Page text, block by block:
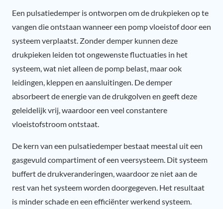
Een pulsatiedemper is ontworpen om de drukpieken op te
vangen die ontstaan wanneer een pomp vloeistof door een
systeem verplaatst. Zonder demper kunnen deze
drukpieken leiden tot ongewenste fluctuaties in het
systeem, wat niet alleen de pomp belast, maar ook
leidingen, kleppen en aansluitingen. De demper
absorbeert de energie van de drukgolven en geeft deze
geleidelijk vrij, waardoor een veel constantere
vloeistofstroom ontstaat.
De kern van een pulsatiedemper bestaat meestal uit een
gasgevuld compartiment of een veersysteem. Dit systeem
buffert de drukveranderingen, waardoor ze niet aan de
rest van het systeem worden doorgegeven. Het resultaat
is minder schade en een efficiënter werkend systeem.